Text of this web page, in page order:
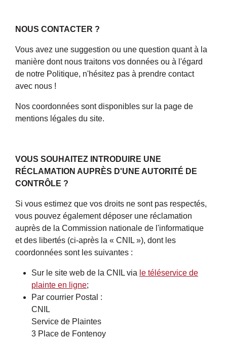
NOUS CONTACTER ?
Vous avez une suggestion ou une question quant à la
manière dont nous traitons vos données ou à l'égard
de notre Politique, n'hésitez pas à prendre contact
avec nous !
Nos coordonnées sont disponibles sur la page de
mentions légales du site.
VOUS SOUHAITEZ INTRODUIRE UNE
RÉCLAMATION AUPRÈS D'UNE AUTORITÉ DE
CONTRÔLE ?
Si vous estimez que vos droits ne sont pas respectés,
vous pouvez également déposer une réclamation
auprès de la Commission nationale de l'informatique
et des libertés (ci-après la « CNIL »), dont les
coordonnées sont les suivantes :
Sur le site web de la CNIL via le téléservice de
plainte en ligne;
Par courrier Postal :
CNIL
Service de Plaintes
3 Place de Fontenoy